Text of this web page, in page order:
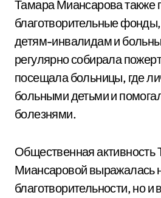
Тамара Миансарова также
благотворительные
детям-инвалидам и
регулярно собирала
посещала больницы, где
больными детьми и
болезнями.
Общественная
Миансаровой выражалась
благотворительности, но и